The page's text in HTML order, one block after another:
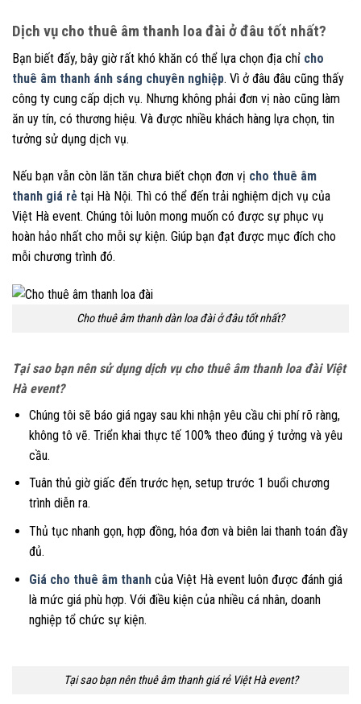
Dịch vụ cho thuê âm thanh loa đài ở đâu tốt nhất?
Bạn biết đấy, bây giờ rất khó khăn có thể lựa chọn địa chỉ cho
thuê âm thanh ánh sáng chuyên nghiệp. Vì ở đâu đâu cũng thấy
công ty cung cấp dịch vụ. Nhưng không phải đơn vị nào cũng làm
ăn uy tín, có thương hiệu. Và được nhiều khách hàng lựa chọn, tin
tưởng sử dụng dịch vụ.
Nếu bạn vẫn còn lăn tăn chưa biết chọn đơn vị cho thuê âm
thanh giá rẻ tại Hà Nội. Thì có thể đến trải nghiệm dịch vụ của
Việt Hà event. Chúng tôi luôn mong muốn có được sự phục vụ
hoàn hảo nhất cho mỗi sự kiện. Giúp bạn đạt được mục đích cho
mỗi chương trình đó.
Cho thuê âm thanh dàn loa đài ở đâu tốt nhất?
Tại sao bạn nên sử dụng dịch vụ cho thuê âm thanh loa đài Việt
Hà event?
Chúng tôi sẽ báo giá ngay sau khi nhận yêu cầu chi phí rõ ràng,
không tô vẽ. Triển khai thực tế 100% theo đúng ý tưởng và yêu
cầu.
Tuân thủ giờ giấc đến trước hẹn, setup trước 1 buổi chương
trình diễn ra.
Thủ tục nhanh gọn, hợp đồng, hóa đơn và biên lai thanh toán đầy
đủ.
Giá cho thuê âm thanhcủa Việt Hà event luôn được đánh giá
là mức giá phù hợp. Với điều kiện của nhiều cá nhân, doanh
nghiệp tổ chức sự kiện.
Tại sao bạn nên thuê âm thanh giá rẻ Việt Hà event?